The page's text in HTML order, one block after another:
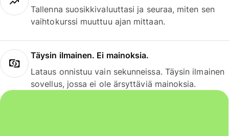
Tallenna suosikkivaluuttasi ja seuraa, miten sen
vaihtokurssi muuttuu ajan mittaan.
Täysin ilmainen. Ei mainoksia.
Lataus onnistuu vain sekunneissa. Täysin ilmainen
sovellus, jossa ei ole ärsyttäviä mainoksia.